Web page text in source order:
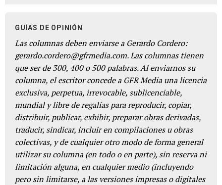
GUÍAS DE OPINIÓN
Las columnas deben enviarse a Gerardo Cordero:
gerardo.cordero@gfrmedia.com. Las columnas tienen
que ser de 300, 400 o 500 palabras. Al enviarnos su
columna, el escritor concede a GFR Media una licencia
exclusiva, perpetua, irrevocable, sublicenciable,
mundial y libre de regalías para reproducir, copiar,
distribuir, publicar, exhibir, preparar obras derivadas,
traducir, sindicar, incluir en compilaciones u obras
colectivas, y de cualquier otro modo de forma general
utilizar su columna (en todo o en parte), sin reserva ni
limitación alguna, en cualquier medio (incluyendo
pero sin limitarse, a las versiones impresas o digitales